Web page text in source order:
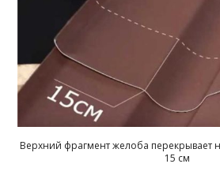
Верхний фрагмент желоба перекрывает
15 см